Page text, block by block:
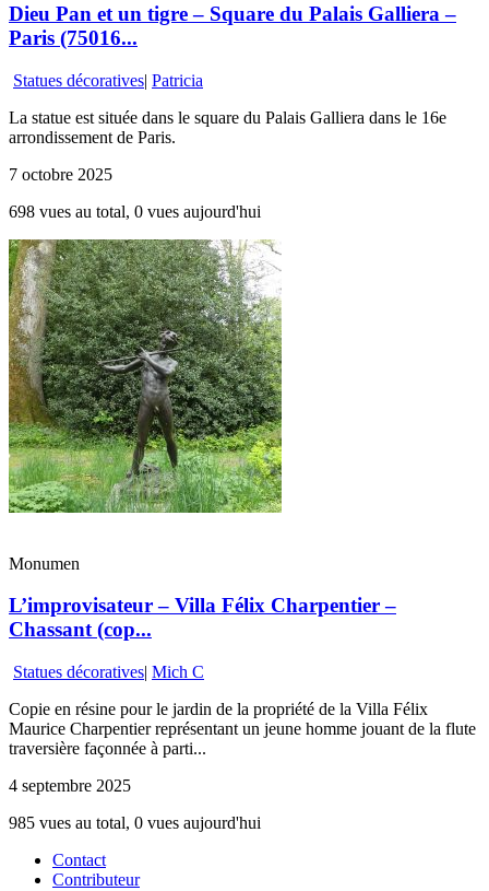
Dieu Pan et un tigre – Square du Palais Galliera –
Paris (75016...
Statues décoratives| Patricia
La statue est située dans le square du Palais Galliera dans le 16e
arrondissement de Paris.
7 octobre 2025
698 vues au total, 0 vues aujourd'hui
Monumen
L’improvisateur – Villa Félix Charpentier –
Chassant (cop...
Statues décoratives| Mich C
Copie en résine pour le jardin de la propriété de la Villa Félix
Maurice Charpentier représentant un jeune homme jouant de la flute
traversière façonnée à parti...
4 septembre 2025
985 vues au total, 0 vues aujourd'hui
Contact
Contributeur